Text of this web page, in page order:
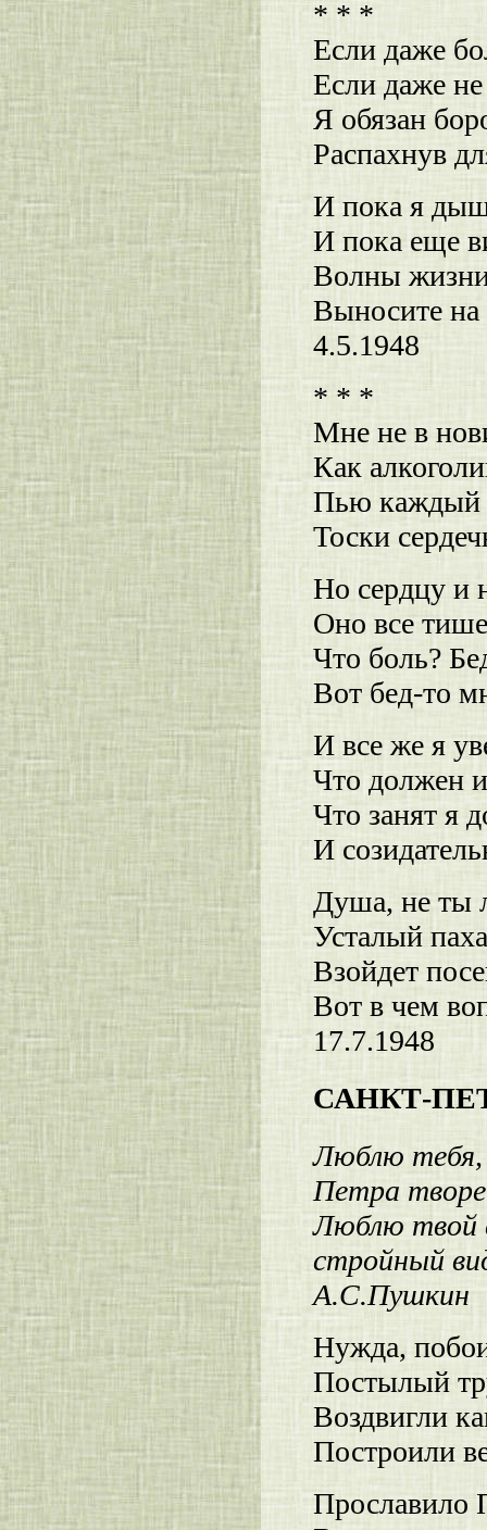
* * *
Если даже
Если даже не
Я обязан
Распахнув
И пока я
И пока еще
Волны
Выносите
4.5.1948
* * *
Мне не в
Как
Пью каждый
Тоски
Но сердцу и
Оно все
Что боль?
Вот бед-то
И все же я
Что должен
Что занят я
И
Душа, не ты
Усталый
Взойдет
Вот в чем
17.7.1948
САНКТ-
Люблю тебя,
Петра
Люблю твой
стройный
А.С.Пушкин
Нужда,
Постылый
Воздвигли
Построили
Прославило